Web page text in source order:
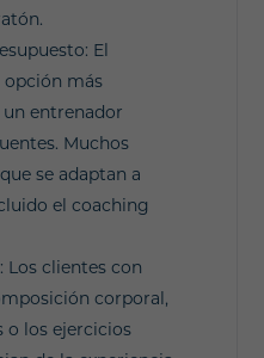
El
más
entrenador
Muchos
se adaptan a
el coaching
Los clientes con
corporal,
o los ejercicios